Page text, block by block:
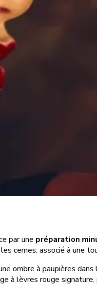
par une préparation
cernes, associé à une
ombre à paupières
à lèvres rouge